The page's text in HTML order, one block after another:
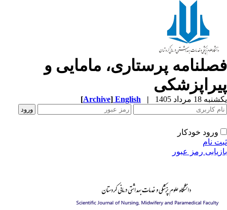
پرستاری، مامایی و
18 مرداد 1405 |
English
[Archive]
ورود خودکار
نام
رمز عبور